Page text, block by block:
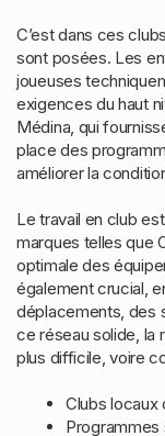
C’est dans ces
sont posées. Les
joueuses
exigences du haut
Médina, qui
place des
améliorer la
Le travail en club
marques telles que
optimale des
également crucial,
déplacements, des
ce réseau solide, la
plus difficile, voire
Clubs locaux